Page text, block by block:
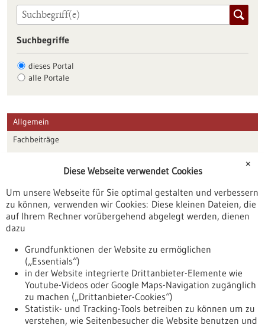
Suchbegriffe
dieses Portal
alle Portale
Allgemein
Fachbeiträge
Veranstaltungen
Erscheinungsdatum
✕
Diese Webseite verwendet Cookies
Um unsere Webseite für Sie optimal gestalten und verbessern
zu können, verwenden wir Cookies: Diese kleinen Dateien, die
auf Ihrem Rechner vorübergehend abgelegt werden, dienen
dazu
Grundfunktionen der Website zu ermöglichen
(„Essentials“)
in der Website integrierte Drittanbieter-Elemente wie
Youtube-Videos oder Google Maps-Navigation zugänglich
zu machen („Drittanbieter-Cookies“)
Statistik- und Tracking-Tools betreiben zu können um zu
verstehen, wie Seitenbesucher die Website benutzen und